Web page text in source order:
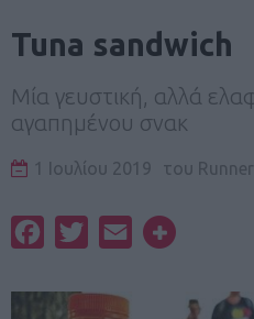
Tuna sandwich
Μία γευστική, αλλά
αγαπημένου σνακ
1 Ιουλίου 2019 του
FacebookTwitterEmail